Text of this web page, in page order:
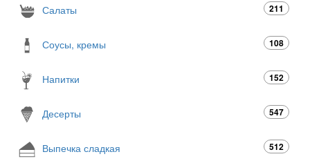
Салаты 211
Соусы, кремы 108
Напитки 152
Десерты 547
Выпечка сладкая 512